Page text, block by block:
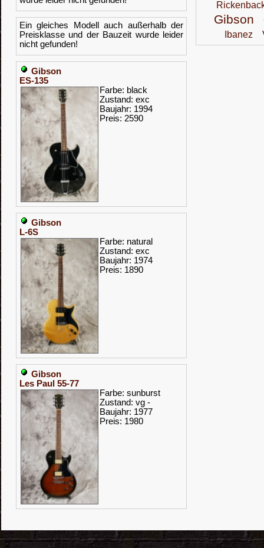
Ein gleiches Modell auch außerhalb der
Preisklasse und der Bauzeit wurde leider
nicht gefunden!
Gibson
ES-135
Farbe: black
Zustand: exc
Baujahr: 1994
Preis: 2590
Gibson
L-6S
Farbe: natural
Zustand: exc
Baujahr: 1974
Preis: 1890
Gibson
Les Paul 55-77
Farbe: sunburst
Zustand: vg -
Baujahr: 1977
Preis: 1980
Gibson
Ibanez